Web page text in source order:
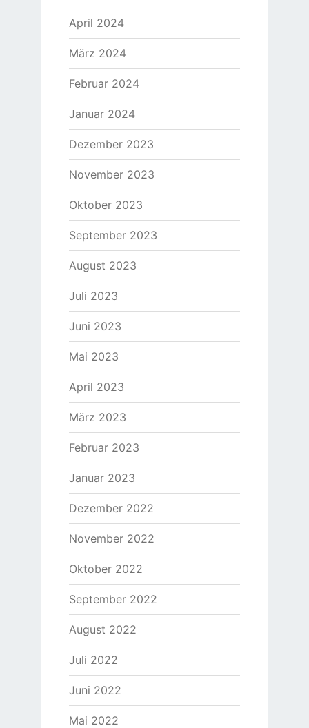
April 2024
März 2024
Februar 2024
Januar 2024
Dezember 2023
November 2023
Oktober 2023
September 2023
August 2023
Juli 2023
Juni 2023
Mai 2023
April 2023
März 2023
Februar 2023
Januar 2023
Dezember 2022
November 2022
Oktober 2022
September 2022
August 2022
Juli 2022
Juni 2022
Mai 2022